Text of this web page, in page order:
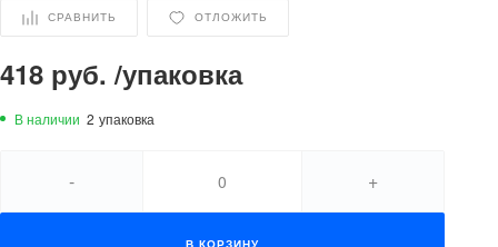
СРАВНИТЬ ОТЛОЖИТЬ
418 руб. /упаковка
В наличии 2 упаковка
- +
В КОРЗИНУ